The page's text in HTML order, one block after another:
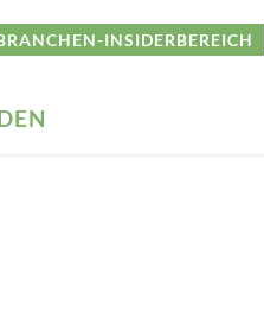
INSIDERBEREICH